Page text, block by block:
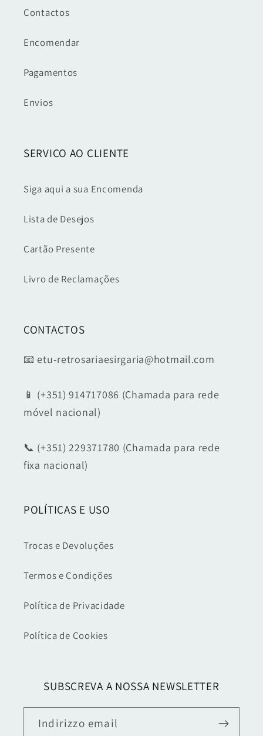
Contactos
Encomendar
Pagamentos
Envios
SERVIÇO AO CLIENTE
Siga aqui a sua Encomenda
Lista de Desejos
Cartão Presente
Livro de Reclamações
CONTACTOS
📧 etu-retrosariaesirgaria@hotmail.com
📱 (+351) 914717086 (Chamada para rede
móvel nacional)
📞 (+351) 229371780 (Chamada para rede
fixa nacional)
POLÍTICAS E USO
Trocas e Devoluções
Termos e Condições
Política de Privacidade
Política de Cookies
SUBSCREVA A NOSSA NEWSLETTER
Indirizzo email